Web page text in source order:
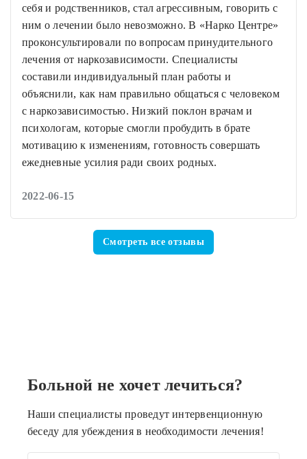
себя и родственников, стал агрессивным, говорить с
ним о лечении было невозможно. В «Нарко Центре»
проконсультировали по вопросам принудительного
лечения от наркозависимости. Специалисты
составили индивидуальный план работы и
объяснили, как нам правильно общаться с человеком
с наркозависимостью. Низкий поклон врачам и
психологам, которые смогли пробудить в брате
мотивацию к изменениям, готовность совершать
ежедневные усилия ради своих родных.
2022-06-15
Смотреть все отзывы
Больной не хочет лечиться?
Наши специалисты проведут интервенционную
беседу для убеждения в необходимости лечения!